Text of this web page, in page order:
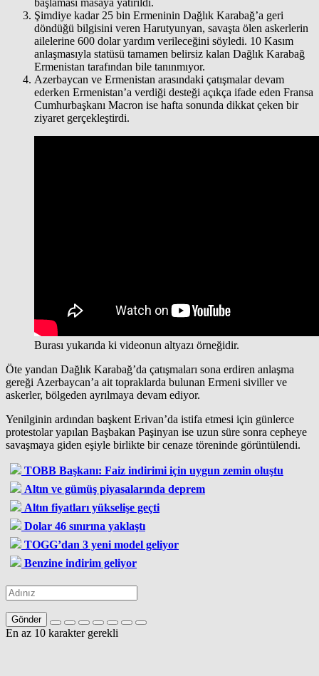
Şimdiye kadar 25 bin Ermeninin Dağlık Karabağ’a geri
döndüğü bilgisini veren Harutyunyan, savaşta ölen askerlerin
ailelerine 600 dolar yardım verileceğini söyledi. 10 Kasım
anlaşmasıyla statüsü tamamen belirsiz kalan Dağlık Karabağ
Ermenistan tarafından bile tanınmıyor.
Azerbaycan ve Ermenistan arasındaki çatışmalar devam
ederken Ermenistan’a verdiği desteği açıkça ifade eden Fransa
Cumhurbaşkanı Macron ise hafta sonunda dikkat çeken bir
ziyaret gerçekleştirdi.
Burası yukarıda ki videonun altyazı örneğidir.
Öte yandan Dağlık Karabağ’da çatışmaları sona erdiren anlaşma
gereği Azerbaycan’a ait topraklarda bulunan Ermeni siviller ve
askerler, bölgeden ayrılmaya devam ediyor.
Yenilginin ardından başkent Erivan’da istifa etmesi için günlerce
protestolar yapılan Başbakan Paşinyan ise uzun süre sonra cepheye
savaşmaya giden eşiyle birlikte bir cenaze töreninde görüntülendi.
TOBB Başkanı: Faiz indirimi için uygun zemin oluştu
Altın ve gümüş piyasalarında deprem
Altın fiyatları yükselişe geçti
Dolar 46 sınırına yaklaştı
TOGG’dan 3 yeni model geliyor
Benzine indirim geliyor
Gönder
En az 10 karakter gerekli